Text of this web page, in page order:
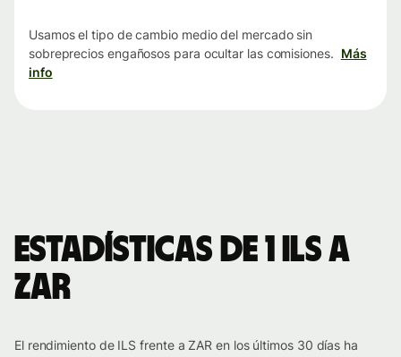
Usamos el tipo de cambio medio del mercado sin
sobreprecios engañosos para ocultar las comisiones. Más
info
Estadísticas de 1 ILS a
ZAR
El rendimiento de ILS frente a ZAR en los últimos 30 días ha